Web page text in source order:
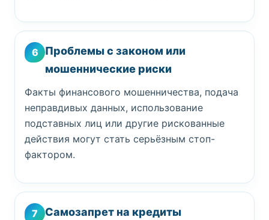
6
Проблемы с законом или
мошеннические риски
Факты финансового мошенничества, подача
неправдивых данных, использование
подставных лиц или другие рискованные
действия могут стать серьёзным стоп-
фактором.
7 Самозапрет на кредиты